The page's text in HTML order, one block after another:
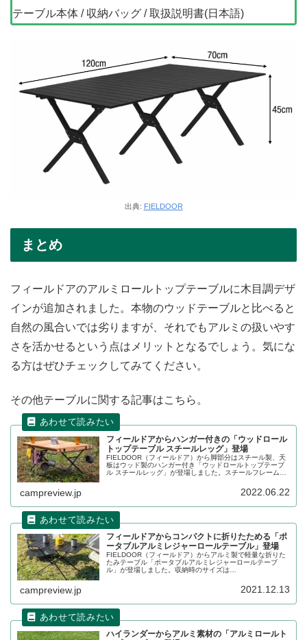
テーブル本体 / 収納バッグ / 取扱説明書(日本語)
出典: FIELDOOR
まとめ
フィールドアのアルミロールトップテーブルに木目調デザ
インが追加されました。本物のウッドテーブルと比べると
自然の風合いでは劣りますが、それでもアルミの扱いやす
さを活かせるという点はメリットとなるでしょう。気にな
る方はぜひチェックしてみてください。
その他テーブルに関する記事はこちら。
フィールドアからハンガー付きの「ウッドロール
トップテーブル スチールレッグ」登場
FIELDOOR（フィールドア）から脚部分はスチール製、天
板はウッド製のハンガー付き「ウッドロールトップテーブ
ル スチールレッグ」が登場しました。スチールフレームに
campreview.jp 2022.06.22
フィールドアからコンパクトに折りたためる「ポ
ータブルアルミレジャーロールテーブル」登場
FIELDOOR（フィールドア）からアルミ製で軽量な折りた
たみテーブル「ポータブルアルミレジャーロールテーブ
ル」が登場しました。収納時のサイズは
campreview.jp 2021.12.13
ハイランダーからアルミ素材の「アルミロールト